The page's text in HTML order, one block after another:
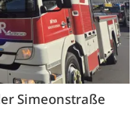
Simeonstraße